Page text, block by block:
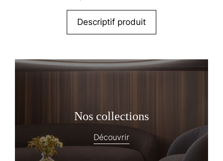
Descriptif produit
Nos collections
Découvrir